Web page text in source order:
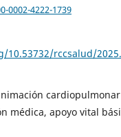
4222-1739
10.53732/rccsalud/
médica, apoyo vital